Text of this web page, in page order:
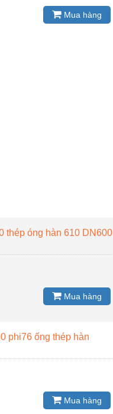
Mua hàng
thép óng hàn 610 DN600
Mua hàng
phi76 ống thép hàn
Mua hàng